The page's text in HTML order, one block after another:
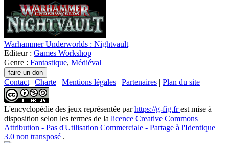
Warhammer Underworlds : Nightvault
Editeur : Games Workshop
Genre : Fantastique, Médiéval
Contact | Charte | Mentions légales | Partenaires | Plan du site
L'encyclopédie des jeux représentée parhttps://g-fig.frest mise à
disposition selon les termes de la licence Creative Commons
Attribution - Pas d'Utilisation Commerciale - Partage à l'Identique
3.0 non transposé .